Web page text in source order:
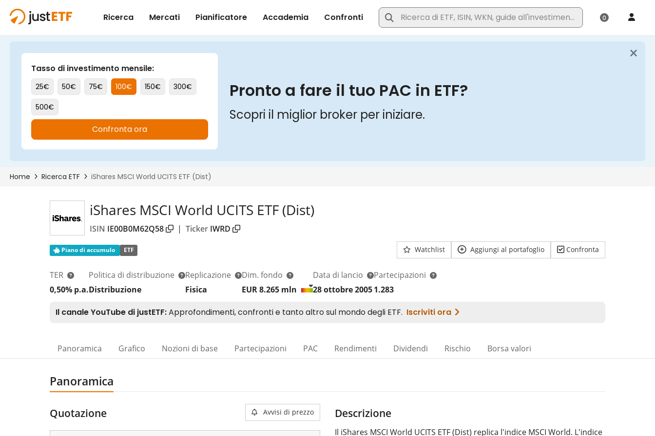
iShares MSCI World UCITS ETF (Dist)
ISIN IE00B0M62Q58 | Ticker IWRD
Piano di accumulo ETF Watchlist Aggiungi al portafoglio Confronta
TER
0,50% p.a.
Politica di distribuzione
Distribuzione
Replicazione
Fisica
Dim. fondo
EUR 8.265 mln
Data di lancio
28 ottobre 2005
Partecipazioni
1.283
Panoramica Grafico Nozioni di base Partecipazioni PAC Rendimenti Dividendi Rischio Borsa valori
Panoramica
Quotazione Avvisi di prezzo Descrizione
Il iShares MSCI World UCITS ETF (Dist) replica l'indice MSCI World. L'indice